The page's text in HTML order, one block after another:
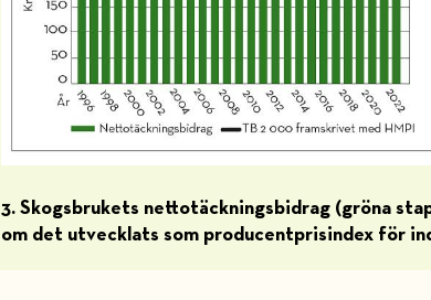
3. Skogsbrukets nettotäckningsbidrag (gröna
om det utvecklats som producentprisindex för